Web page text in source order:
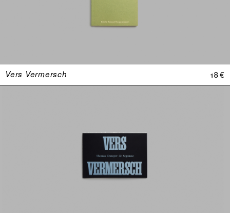
Vers Vermersch 18 €